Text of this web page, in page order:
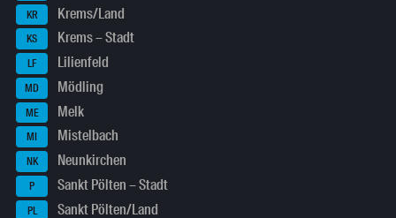
KR Krems/Land
KS Krems – Stadt
LF Lilienfeld
MD Mödling
ME Melk
MI Mistelbach
NK Neunkirchen
P Sankt Pölten – Stadt
PL Sankt Pölten/Land